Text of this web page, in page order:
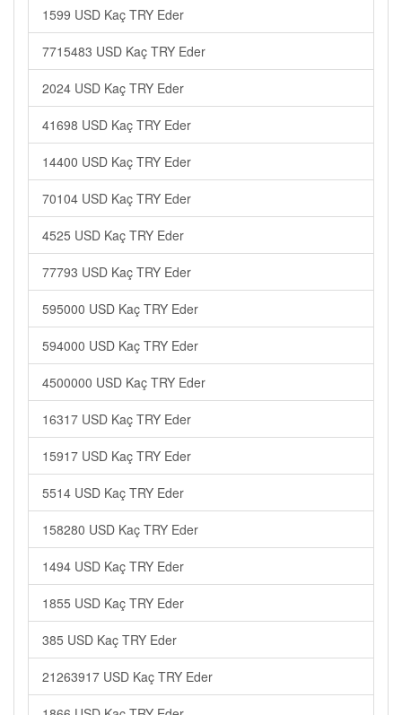
1599 USD Kaç TRY Eder
7715483 USD Kaç TRY Eder
2024 USD Kaç TRY Eder
41698 USD Kaç TRY Eder
14400 USD Kaç TRY Eder
70104 USD Kaç TRY Eder
4525 USD Kaç TRY Eder
77793 USD Kaç TRY Eder
595000 USD Kaç TRY Eder
594000 USD Kaç TRY Eder
4500000 USD Kaç TRY Eder
16317 USD Kaç TRY Eder
15917 USD Kaç TRY Eder
5514 USD Kaç TRY Eder
158280 USD Kaç TRY Eder
1494 USD Kaç TRY Eder
1855 USD Kaç TRY Eder
385 USD Kaç TRY Eder
21263917 USD Kaç TRY Eder